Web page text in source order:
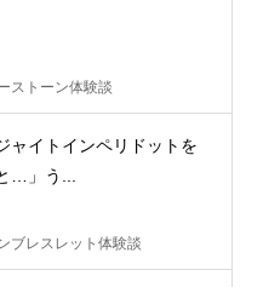
ストーン体験談
ャイトインペリドットを
…」う...
ブレスレット体験談